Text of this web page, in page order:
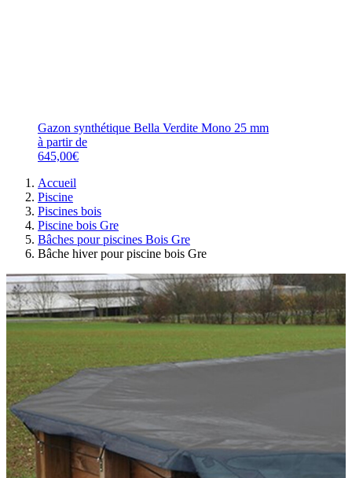
Gazon synthétique Bella Verdite Mono 25 mm
à partir de
645,00€
Accueil
Piscine
Piscines bois
Piscine bois Gre
Bâches pour piscines Bois Gre
Bâche hiver pour piscine bois Gre